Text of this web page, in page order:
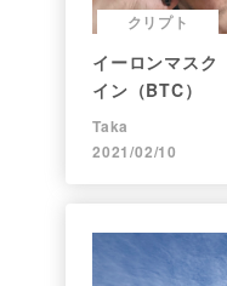
クリプト
イーロンマス
イン（BTC）
Taka
2021/02/10